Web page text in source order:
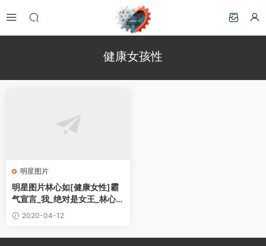
健康女孩性
明星图片
明星图片林心如[健康女性]霸
气宣言_我_绝对是女王_林心如
图片_明星照片桌面壁纸
2020-04-12